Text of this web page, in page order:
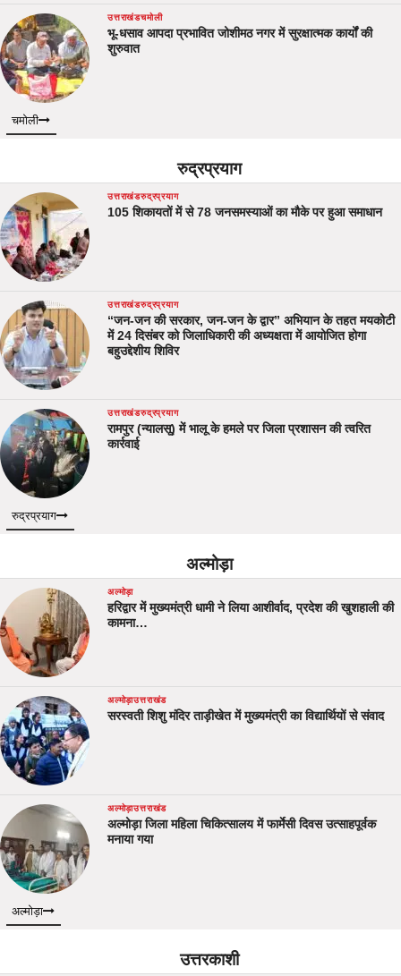
उत्तराखंडचमोली
भू-धसाव आपदा प्रभावित जोशीमठ नगर में सुरक्षात्मक कार्यों की
शुरुवात
चमोली
रुद्रप्रयाग
उत्तराखंडरुद्रप्रयाग
105 शिकायतों में से 78 जनसमस्याओं का मौके पर हुआ समाधान
उत्तराखंडरुद्रप्रयाग
“जन-जन की सरकार, जन-जन के द्वार” अभियान के तहत मयकोटी
में 24 दिसंबर को जिलाधिकारी की अध्यक्षता में आयोजित होगा
बहुउद्देशीय शिविर
उत्तराखंडरुद्रप्रयाग
रामपुर (न्यालसू) में भालू के हमले पर जिला प्रशासन की त्वरित
कार्रवाई
रुद्रप्रयाग
अल्मोड़ा
अल्मोड़ा
हरिद्वार में मुख्यमंत्री धामी ने लिया आशीर्वाद, प्रदेश की खुशहाली की
कामना…
अल्मोड़ाउत्तराखंड
सरस्वती शिशु मंदिर ताड़ीखेत में मुख्यमंत्री का विद्यार्थियों से संवाद
अल्मोड़ाउत्तराखंड
अल्मोड़ा जिला महिला चिकित्सालय में फार्मेसी दिवस उत्साहपूर्वक
मनाया गया
अल्मोड़ा
उत्तरकाशी